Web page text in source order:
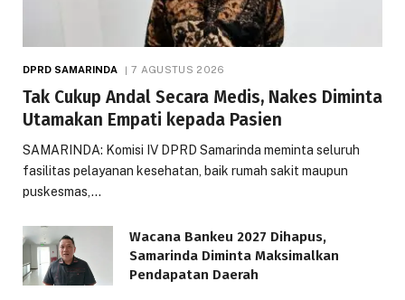
DPRD SAMARINDA 7 AGUSTUS 2026
Tak Cukup Andal Secara Medis, Nakes Diminta
Utamakan Empati kepada Pasien
SAMARINDA: Komisi IV DPRD Samarinda meminta seluruh
fasilitas pelayanan kesehatan, baik rumah sakit maupun
puskesmas,…
Wacana Bankeu 2027 Dihapus,
Samarinda Diminta Maksimalkan
Pendapatan Daerah